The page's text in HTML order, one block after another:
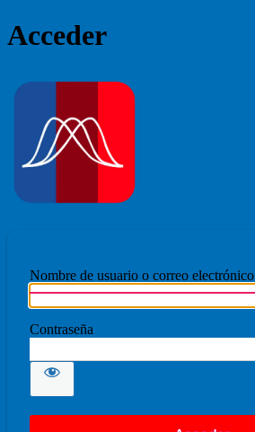
Acceder
Nombre de usuario o correo electrónico
Contraseña